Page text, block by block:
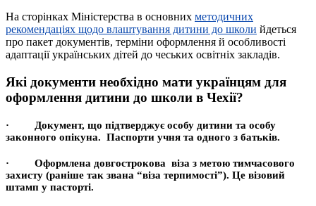
На сторінках Міністерства в основних методичних
рекомендаціях щодо влаштування дитини до школи йдеться
про пакет документів, терміни оформлення й особливості
адаптації українських дітей до чеських освітніх закладів.
Які документи необхідно мати українцям для
оформлення дитини до школи в Чехії?
·
Документ, що підтверджує особу дитини та особу
законного опікуна. Паспорти учня та одного з батьків.
·
Оформлена довгострокова віза з метою тимчасового
захисту (раніше так звана “віза терпимості”). Це візовий
штамп у пасторті.